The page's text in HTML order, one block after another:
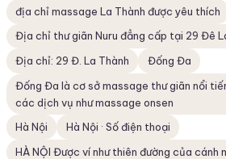
địa chỉ massage La Thành được yêu thích
Địa chỉ thư giãn Nuru đẳng cấp tại 29 Đê
Địa chỉ: 29 Đ. La Thành
Đống Đa
Đống Đa là cơ sở massage thư giãn nổi
các dịch vụ như massage onsen
Hà Nội
Hà Nội · Số điện thoại
HÀ NỘI Được ví như thiên đường của cánh